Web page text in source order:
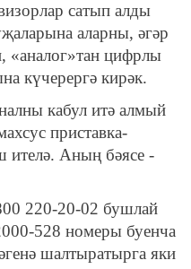
сатып алды
аларны, әгәр
«аналог»тан цифрлы
күчерергә кирәк.
кабул итә алмый
приставка-
ителә. Аның бәясе -
220-20-02 бушлай
528 номеры буенча
шалтыратырга яки